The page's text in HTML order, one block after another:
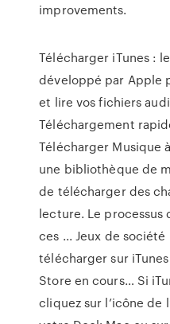
improvements.
Télécharger iTunes :
développé par Apple
et lire vos fichiers
Téléchargement
Télécharger Musique
une bibliothèque de
de télécharger des
lecture. Le
ces ... Jeux de
télécharger sur
Store en cours… Si
cliquez sur l’icône de